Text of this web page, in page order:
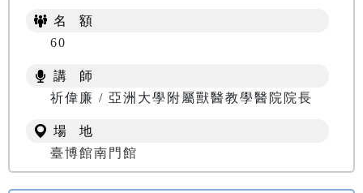
名 額
60
講 師
祈偉廉 / 亞洲大學附屬獸醫教學醫院院長
場 地
臺博館南門館